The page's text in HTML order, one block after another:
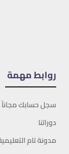
روابط مهمة
سجل حسابك مجاناً
دوراتنا
مدونة تام